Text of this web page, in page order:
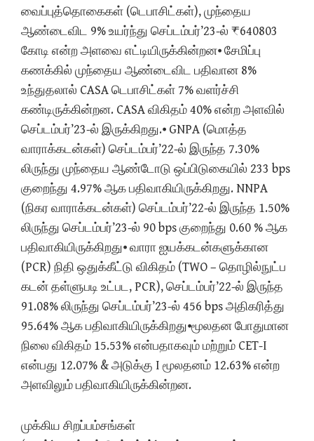
வைப்புத்தொகைகள் (டெபாசிட்கள்), முந்தைய
ஆண்டைவிட 9% உயர்ந்து செப்டம்பர்’23-ல் ₹640803
கோடி என்ற அளவை எட்டியிருக்கின்றன⦁ சேமிப்பு
கணக்கில் முந்தைய ஆண்டைவிட பதிவான 8%
உந்துதலால் CASA டெபாசிட்கள் 7% வளர்ச்சி
கண்டிருக்கின்றன. CASA விகிதம் 40% என்ற அளவில்
செப்டம்பர்’23-ல் இருக்கிறது.⦁ GNPA (மொத்த
வாராக்கடன்கள்) செப்டம்பர்’22-ல் இருந்த 7.30%
லிருந்து முந்தைய ஆண்டோடு ஒப்பிடுகையில் 233 bps
குறைந்து 4.97% ஆக பதிவாகியிருக்கிறது. NNPA
(நிகர வாராக்கடன்கள்) செப்டம்பர்’22-ல் இருந்த 1.50%
லிருந்து செப்டம்பர்’23-ல் 90 bps குறைந்து 0.60 % ஆக
பதிவாகியிருக்கிறது⦁ வாரா ஐயக்கடன்களுக்கான
(PCR) நிதி ஒதுக்கீட்டு விகிதம் (TWO – தொழில்நுட்ப
கடன் தள்ளுபடி உட்பட, PCR), செப்டம்பர்’22-ல் இருந்த
91.08% லிருந்து செப்டம்பர்’23-ல் 456 bps அதிகரித்து
95.64% ஆக பதிவாகியிருக்கிறது⦁மூலதன போதுமான
நிலை விகிதம் 15.53% என்பதாகவும் மற்றும் CET-I
என்பது 12.07% & அடுக்கு I மூலதனம் 12.63% என்ற
அளவிலும் பதிவாகியிருக்கின்றன.
முக்கிய சிறப்பம்சங்கள்